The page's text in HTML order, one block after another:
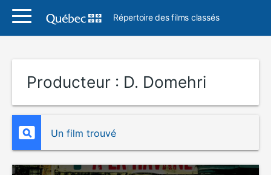
Répertoire des films classés
Producteur : D. Domehri
Un film trouvé